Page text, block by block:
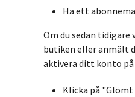
Ha ett
Om du sedan
butiken eller anmält
aktivera ditt konto på
Klicka på